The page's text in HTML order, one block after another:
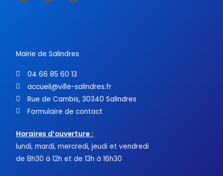
e t t
Mairie de Salindres
04 66 85 60 13
accueil@ville-salindres.fr
Rue de Cambis, 30340 Salindres
Formulaire de contact
Horaires d’ouverture :
lundi, mardi, mercredi, jeudi et vendredi
de 8h30 à 12h et de 13h à 16h30